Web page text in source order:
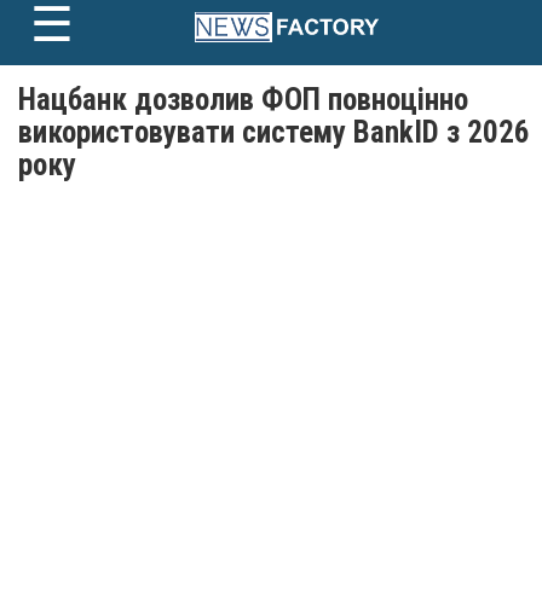
content
☰
Нацбанк дозволив ФОП повноцінно
використовувати систему BankID з 2026
року